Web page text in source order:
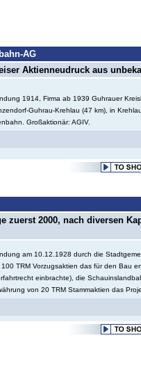
AG
Aktienneudruck aus
1914, Firma ab 1939 Guhrauer
Guhrau-Krehlau (47 km), in
Großaktionär: AGIV.
zuerst 2000, nach diversen
am 10.12.1928 durch die
TRM Vorzugsaktien das für den Bau
einbrachte), die
von 20 TRM Stammaktien das